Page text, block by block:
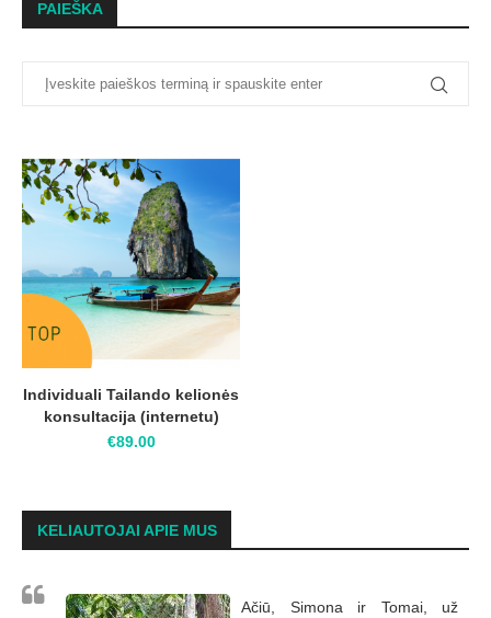
PAIEŠKA
Individuali Tailando kelionės
konsultacija (internetu)
€89.00
KELIAUTOJAI APIE MUS
Ačiū, Simona ir Tomai, už